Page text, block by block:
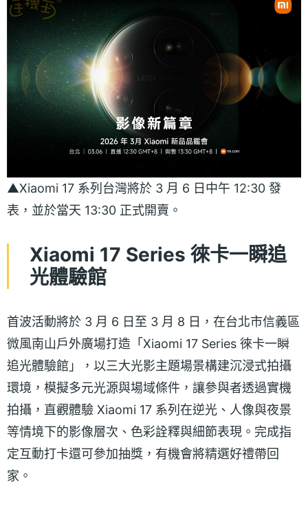
▲Xiaomi 17 系列台灣將於 3 月 6 日中午 12:30 發
表，並於當天 13:30 正式開賣。
Xiaomi 17 Series 徠卡一瞬追
光體驗館
首波活動將於 3 月 6 日至 3 月 8 日，在台北市信義區
微風南山戶外廣場打造「Xiaomi 17 Series 徠卡一瞬
追光體驗館」，以三大光影主題場景構建沉浸式拍攝
環境，模擬多元光源與場域條件，讓參與者透過實機
拍攝，直觀體驗 Xiaomi 17 系列在逆光、人像與夜景
等情境下的影像層次、色彩詮釋與細節表現。完成指
定互動打卡還可參加抽獎，有機會將精選好禮帶回
家。